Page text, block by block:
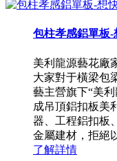
包柱孝感鋁單板
美利龍源藝花廠
大家對于橫梁包
藝主營旗下“美
成吊頂鋁扣板美
器、工程鋁扣板
金屬建材，拒絕
了解詳情